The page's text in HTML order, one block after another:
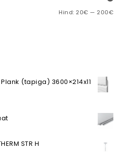
Hind: 20€ — 200€
(tapiga) 3600×214x11
250,95€ kuni 403,41€
STR H